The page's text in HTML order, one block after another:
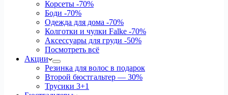
Корсеты -70%
Боди -70%
Одежда для дома -70%
Колготки и чулки Falke -70%
Аксессуары для груди -50%
Посмотреть всё
Акции
Резинка для волос в подарок
Второй бюстгальтер — 30%
Трусики 3+1